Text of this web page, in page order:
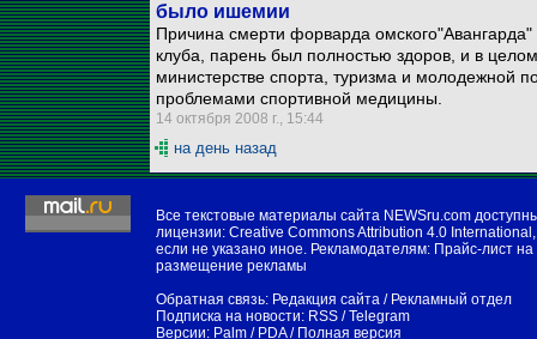
было ишемии
Причина смерти форварда омского"Авангарда"
клуба, парень был полностью здоров, и в
министерстве спорта, туризма и молодежной
проблемами спортивной медицины.
14 октября 2008 г., 15:44
на день назад
Все текстовые материалы сайта NEWSru.com
лицензии: Creative Commons Attribution 4.0 International ,
если не указано иное. Рекламодателям: Прайс-лист на
размещение рекламы
Обратная связь: Редакция сайта / Рекламный отдел
Подписка на новости: RSS /Telegram
Версии: Palm / PDA/ Полная версия